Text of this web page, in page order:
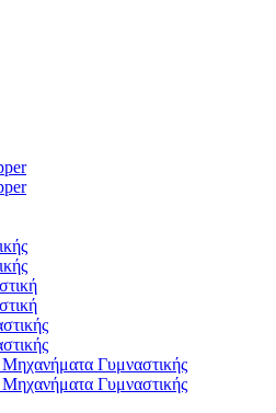
Γυμναστικής
Γυμναστικής